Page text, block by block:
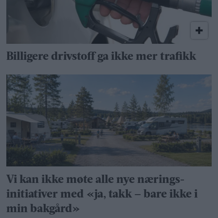
Billigere drivstoff ga ikke mer trafikk
Vi kan ikke møte alle nye nærings­
initiativer med «ja, takk – bare ikke i
min bakgård»